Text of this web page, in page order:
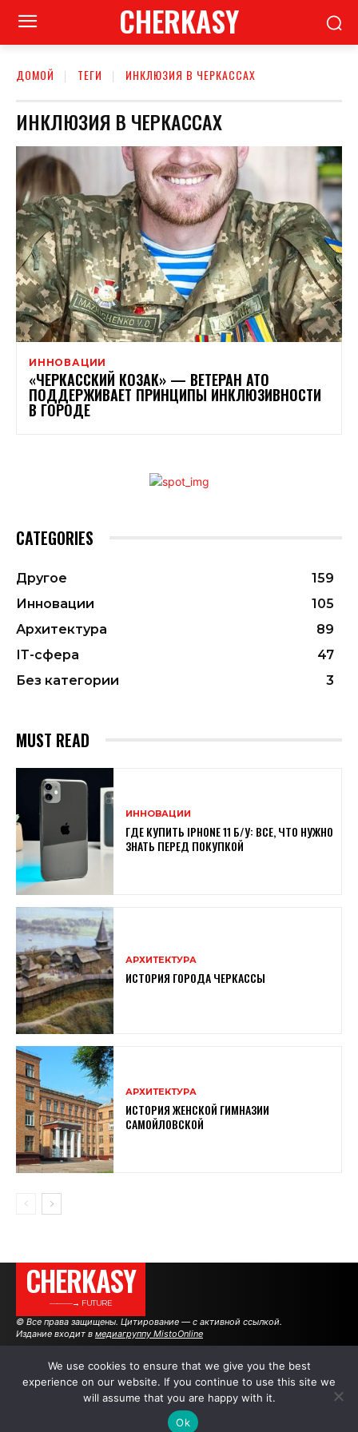
CHERKASY
ДОМОЙ ТЕГИ ИНКЛЮЗИЯ В ЧЕРКАССАХ
ИНКЛЮЗИЯ В ЧЕРКАССАХ
ИННОВАЦИИ
«ЧЕРКАССКИЙ КОЗАК» — ВЕТЕРАН АТО
ПОДДЕРЖИВАЕТ ПРИНЦИПЫ ИНКЛЮЗИВНОСТИ
В ГОРОДЕ
CATEGORIES
Другое
159
Инновации
105
Архитектура
89
ІТ-сфера
47
Без категории
3
MUST READ
ИННОВАЦИИ
ГДЕ КУПИТЬ IPHONE 11 Б/У: ВСЕ, ЧТО НУЖНО
ЗНАТЬ ПЕРЕД ПОКУПКОЙ
АРХИТЕКТУРА
ИСТОРИЯ ГОРОДА ЧЕРКАССЫ
АРХИТЕКТУРА
ИСТОРИЯ ЖЕНСКОЙ ГИМНАЗИИ
САМОЙЛОВСКОЙ
CHERKASY
———→ FUTURE
© Все права защищены. Цитирование — с активной ссылкой.
Издание входит в медиагруппу MistoOnline
АВТОРЫ РЕКЛАМА НА САЙТЕ
We use cookies to ensure that we give you the best
experience on our website. If you continue to use this site we
will assume that you are happy with it.
Ok